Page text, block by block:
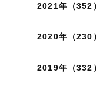
2021年（352）
2020年（230）
2019年（332）